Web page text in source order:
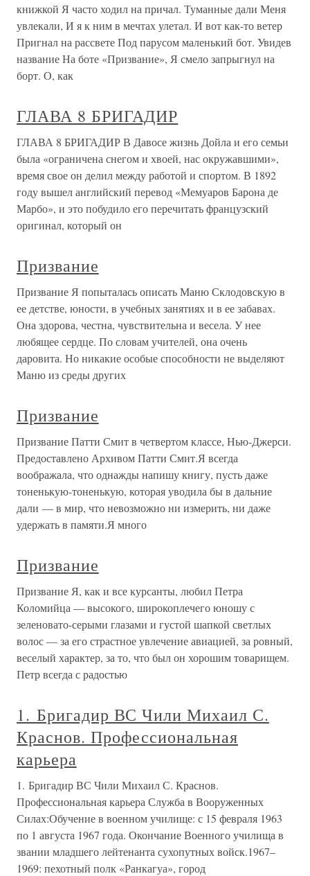
книжкой Я часто ходил на причал. Туманные дали Меня
увлекали, И я к ним в мечтах улетал. И вот как-то ветер
Пригнал на рассвете Под парусом маленький бот. Увидев
название На боте «Призвание», Я смело запрыгнул на
борт. О, как
ГЛАВА 8 БРИГАДИР
ГЛАВА 8 БРИГАДИР В Давосе жизнь Дойла и его семьи
была «ограничена снегом и хвоей, нас окружавшими»,
время свое он делил между работой и спортом. В 1892
году вышел английский перевод «Мемуаров Барона де
Марбо», и это побудило его перечитать французский
оригинал, который он
Призвание
Призвание Я попыталась описать Маню Склодовскую в
ее детстве, юности, в учебных занятиях и в ее забавах.
Она здорова, честна, чувствительна и весела. У нее
любящее сердце. По словам учителей, она очень
даровита. Но никакие особые способности не выделяют
Маню из среды других
Призвание
Призвание Патти Смит в четвертом классе, Нью-Джерси.
Предоставлено Архивом Патти Смит.Я всегда
воображала, что однажды напишу книгу, пусть даже
тоненькую-тоненькую, которая уводила бы в дальние
дали — в мир, что невозможно ни измерить, ни даже
удержать в памяти.Я много
Призвание
Призвание Я, как и все курсанты, любил Петра
Коломийца — высокого, широкоплечего юношу с
зеленовато-серыми глазами и густой шапкой светлых
волос — за его страстное увлечение авиацией, за ровный,
веселый характер, за то, что был он хорошим товарищем.
Петр всегда с радостью
1. Бригадир ВС Чили Михаил С.
Краснов. Профессиональная
карьера
1. Бригадир ВС Чили Михаил С. Краснов.
Профессиональная карьера Служба в Вооруженных
Силах:Обучение в военном училище: с 15 февраля 1963
по 1 августа 1967 года. Окончание Военного училища в
звании младшего лейтенанта сухопутных войск.1967–
1969: пехотный полк «Ранкагуа», город